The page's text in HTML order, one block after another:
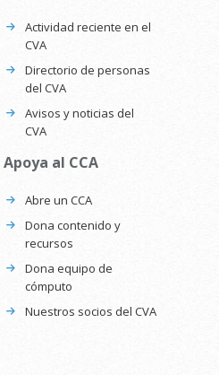
Actividad reciente en el
CVA
Directorio de personas
del CVA
Avisos y noticias del
CVA
Apoya al CCA
Abre un CCA
Dona contenido y
recursos
Dona equipo de
cómputo
Nuestros socios del CVA